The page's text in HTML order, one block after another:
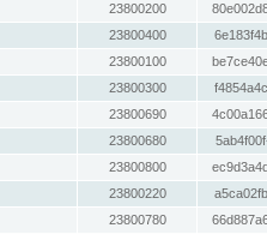
23800200
23800400
23800100
23800300
23800690
23800680
23800800
23800220
23800780